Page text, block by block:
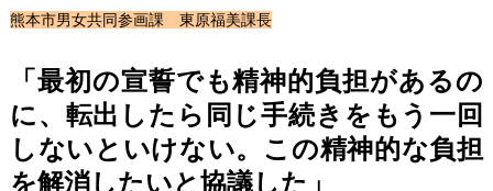
熊本市男女共同参画課 東原福美課長
「最初の宣誓でも精神的負担があるの
に、転出したら同じ手続きをもう一回
しないといけない。この精神的な負担
を解消したいと協議した」